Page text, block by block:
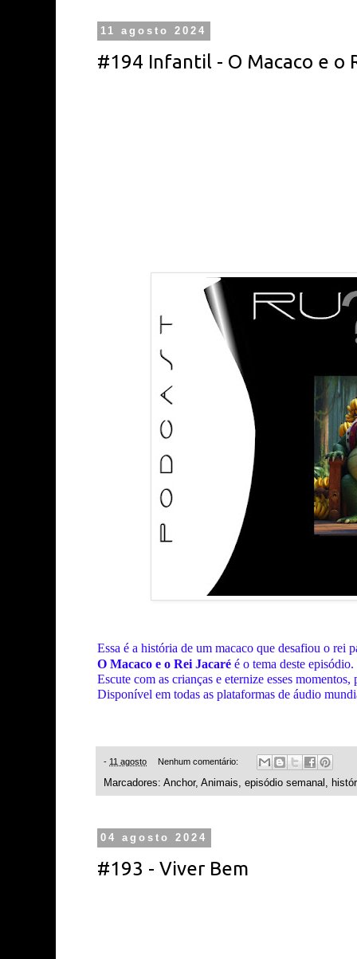
11 agosto 2024
#194 Infantil - O Macaco e o
Essa é a história de um macaco que desafiou o rei
O Macaco e o Rei Jacaré é o tema deste episódio.
Escute com as crianças e eternize esses
Disponível em todas as plataformas de áudio
- 11 agosto Nenhum comentário:
Marcadores: Anchor, Animais, episódio semanal ,
04 agosto 2024
#193 - Viver Bem